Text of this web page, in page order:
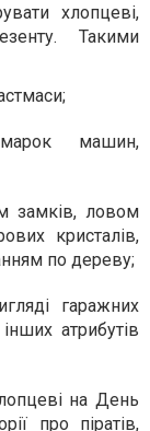
хлопцеві,
Такими
машин,
замків, ловом
кристалів,
по дереву;
гаражних
атрибутів
на День
про піратів,